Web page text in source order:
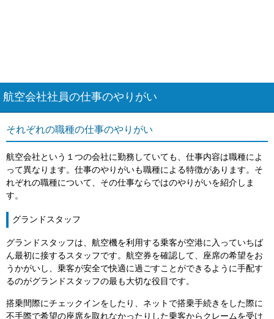
航空会社社員の仕事のやりがい
それぞれの職種の仕事のやりがい
航空会社という１つの会社に勤務していても、仕事内容は職種によ
って異なります。仕事のやりがいも職種による特徴があります。そ
れぞれの職種について、その仕事ならではのやりがいを紹介しま
す。
グランドスタッフ
グランドスタッフは、航空機を利用する乗客が空港に入っていちば
ん最初に接するスタッフです。航空券を確認して、座席の希望をお
うかがいし、乗客が安全で快適に過ごすことができるように手配す
るのがグランドスタッフの最も大切な役目です。
搭乗間際にチェックインをしたり、ネットで搭乗手続きをした際に
不手際で希望の座席を取れなかったりした乗客からクレームを受け